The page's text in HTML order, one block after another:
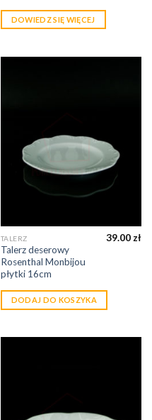
DOWIEDZ SIĘ WIĘCEJ
TALERZ
Talerz deserowy
Rosenthal Monbijou
płytki 16cm
39.00 zł
DODAJ DO KOSZYKA